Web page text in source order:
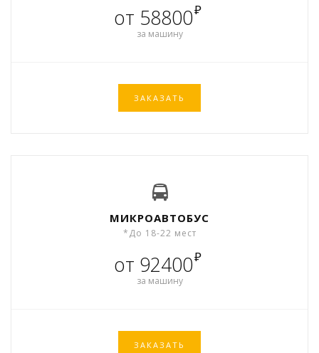
от 58800₽
за машину
ЗАКАЗАТЬ
МИКРОАВТОБУС
*До 18-22 мест
от 92400₽
за машину
ЗАКАЗАТЬ